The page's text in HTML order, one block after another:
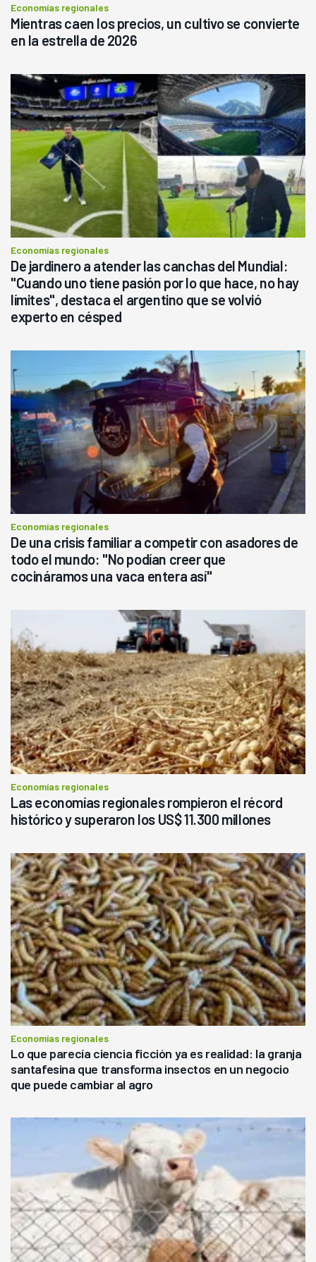
Economías regionales
Mientras caen los precios, un cultivo se convierte
en la estrella de 2026
Economías regionales
De jardinero a atender las canchas del Mundial:
"Cuando uno tiene pasión por lo que hace, no hay
límites", destaca el argentino que se volvió
experto en césped
Economías regionales
De una crisis familiar a competir con asadores de
todo el mundo: "No podían creer que
cocináramos una vaca entera así"
Economías regionales
Las economías regionales rompieron el récord
histórico y superaron los US$ 11.300 millones
Economías regionales
Lo que parecía ciencia ficción ya es realidad: la granja
santafesina que transforma insectos en un negocio
que puede cambiar al agro